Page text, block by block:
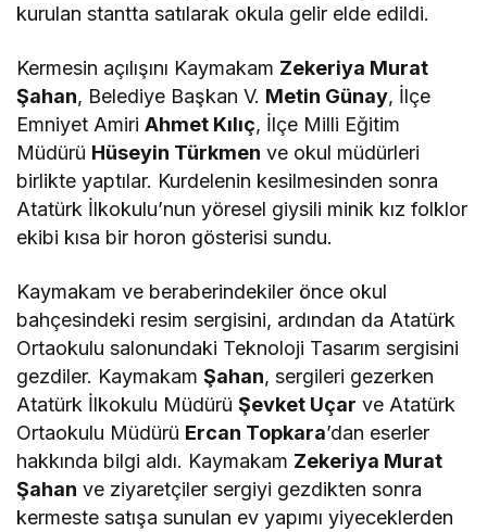
kurulan stantta satılarak okula gelir elde edildi.
Kermesin açılışını Kaymakam Zekeriya Murat
Şahan, Belediye Başkan V. Metin Günay, İlçe
Emniyet AmiriAhmet Kılıç, İlçe Milli Eğitim
Müdürü Hüseyin Türkmen ve okul müdürleri
birlikte yaptılar. Kurdelenin kesilmesinden sonra
Atatürk İlkokulu’nun yöresel giysili minik kız folklor
ekibi kısa bir horon gösterisi sundu.
Kaymakam ve beraberindekiler önce okul
bahçesindeki resim sergisini, ardından da Atatürk
Ortaokulu salonundaki Teknoloji Tasarım sergisini
gezdiler. KaymakamŞahan, sergileri gezerken
Atatürk İlkokulu MüdürüŞevket Uçar ve Atatürk
Ortaokulu Müdürü Ercan Topkara’dan eserler
hakkında bilgi aldı. Kaymakam Zekeriya Murat
Şahan ve ziyaretçiler sergiyi gezdikten sonra
kermeste satışa sunulan ev yapımı yiyeceklerden